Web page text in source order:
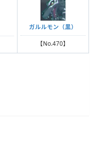
ガルルモン（黒）
【No.470】